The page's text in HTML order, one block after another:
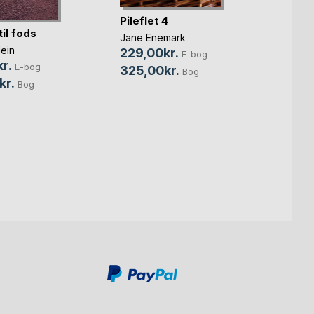
fods
E-bog
Bog
Pileflet 4
Jane Enemark
229,00kr. E-bog
325,00kr. Bog